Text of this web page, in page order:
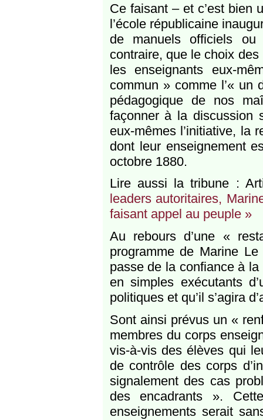
Ce faisant – et c’est bien
l’école républicaine
de manuels officiels
contraire, que le choix
les enseignants eux-
commun » comme l’« un
pédagogique de nos
façonner à la discussion
eux-mêmes l’initiative, la
dont leur enseignement
octobre 1880.
Lire aussi la tribune :
leaders autoritaires,
faisant appel au peuple »
Au rebours d’une «
programme de Marine
passe de la confiance à
en simples exécutants
politiques et qu’il s’agira
Sont ainsi prévus un «
membres du corps
vis-à-vis des élèves qui
de contrôle des corps
signalement des cas
des encadrants ».
enseignements serait